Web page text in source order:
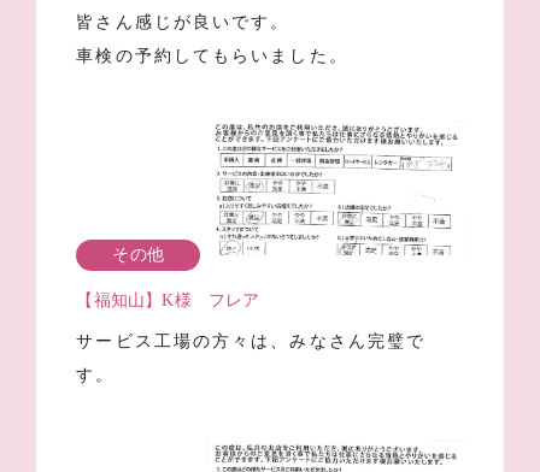
皆さん感じが良いです。
車検の予約してもらいました。
その他
【福知山】K様 フレア
サービス工場の方々は、みなさん完璧で
す。